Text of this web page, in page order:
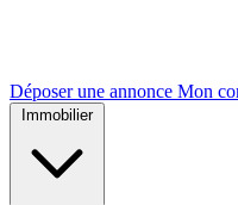
Déposer une annonce Mon
Immobilier